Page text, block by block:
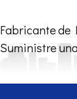
Fabricante
Suministre